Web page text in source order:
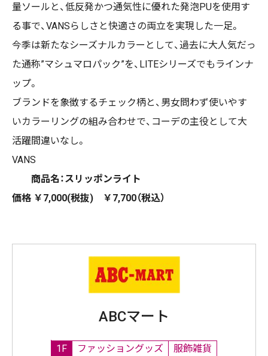
量ソールと、低反発かつ通気性に優れた発泡PUを使用す
る事で、 VANSらしさと快適さの両立を実現した一足。
今季は新たなシーズナルカラーとして、過去に大人気だっ
た通称”マシュマロパック”を、 LITEシリーズでもラインナ
ップ。
ブランドを象徴するチェック柄と、男女問わず使いやす
いカラーリングの組み合わせで、コーデの主役として大
活躍間違いなし。
VANS
商品名：スリッポンライト
価格 ￥7,000(税抜) ￥ 7,700（税込）
ABCマート
1F ファッショングッズ 服飾雑貨